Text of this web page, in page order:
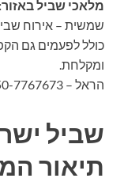
מלאכי שביל באזור:
שמשית – אירוח
כולל לפעמים גם
ומקלחת.
הראל – 050-7767673
תיאור